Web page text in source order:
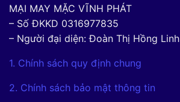
MẠI MAY MẶC VĨNH PHÁT
– Số ĐKKD 0316977835
– Người đại diện: Đoàn Thị Hồng Linh
1. Chính sách quy định chung
2. Chính sách bảo mật thông tin